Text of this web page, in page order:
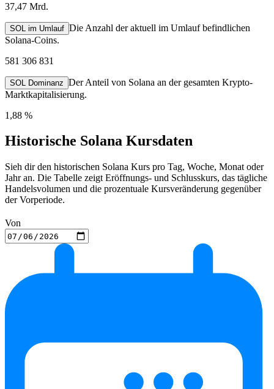
37,47 Mrd.
SOL im Umlauf Die Anzahl der aktuell im Umlauf befindlichen
Solana-Coins.
581 306 831
SOL Dominanz Der Anteil von Solana an der gesamten Krypto-
Marktkapitalisierung.
1,88 %
Historische Solana Kursdaten
Sieh dir den historischen Solana Kurs pro Tag, Woche, Monat oder
Jahr an. Die Tabelle zeigt Eröffnungs- und Schlusskurs, das tägliche
Handelsvolumen und die prozentuale Kursveränderung gegenüber
der Vorperiode.
Von